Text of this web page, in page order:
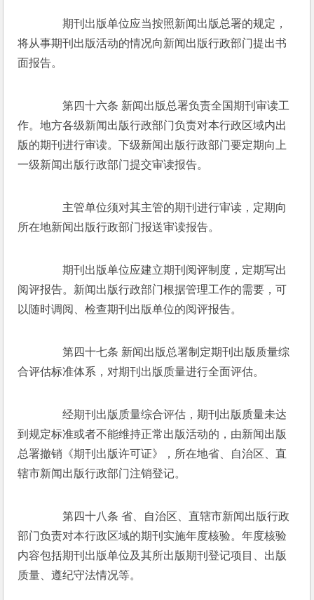
期刊出版单位应当按照新闻出版总署的规定，
将从事期刊出版活动的情况向新闻出版行政部门提出书
面报告。
第四十六条 新闻出版总署负责全国期刊审读工
作。地方各级新闻出版行政部门负责对本行政区域内出
版的期刊进行审读。下级新闻出版行政部门要定期向上
一级新闻出版行政部门提交审读报告。
主管单位须对其主管的期刊进行审读，定期向
所在地新闻出版行政部门报送审读报告。
期刊出版单位应建立期刊阅评制度，定期写出
阅评报告。新闻出版行政部门根据管理工作的需要，可
以随时调阅、检查期刊出版单位的阅评报告。
第四十七条 新闻出版总署制定期刊出版质量综
合评估标准体系，对期刊出版质量进行全面评估。
经期刊出版质量综合评估，期刊出版质量未达
到规定标准或者不能维持正常出版活动的，由新闻出版
总署撤销《期刊出版许可证》，所在地省、自治区、直
辖市新闻出版行政部门注销登记。
第四十八条 省、自治区、直辖市新闻出版行政
部门负责对本行政区域的期刊实施年度核验。年度核验
内容包括期刊出版单位及其所出版期刊登记项目、出版
质量、遵纪守法情况等。